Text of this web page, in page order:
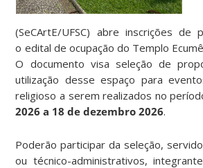
(SeCArtE/UFSC) abre inscrições de
o edital de ocupação do Templo
O documento visa seleção de
utilização desse espaço para
religioso a serem realizados no
2026 a 18 de dezembro 2026.
Poderão participar da seleção,
ou técnico-administrativos,